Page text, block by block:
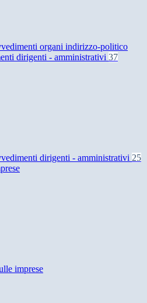
organi indirizzo-politico
dirigenti - amministrativi 37
dirigenti - amministrativi 25
imprese